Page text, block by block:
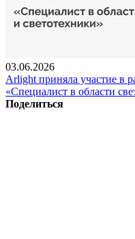
03.06.2026
Arlight приняла участие в
«Специалист в области
Поделиться